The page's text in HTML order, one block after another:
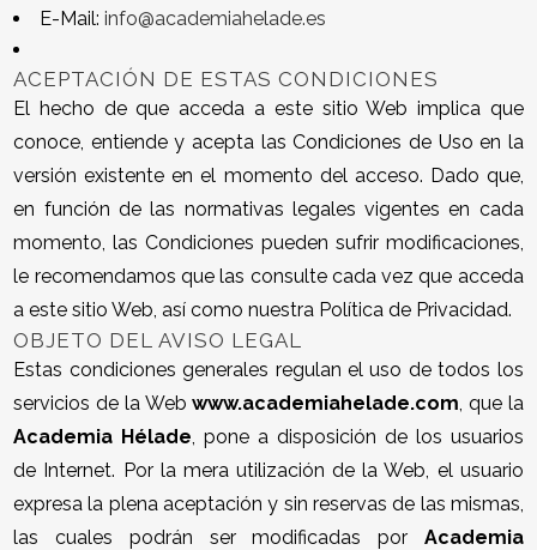
E-Mail:info@academiahelade.es
ACEPTACIÓN DE ESTAS CONDICIONES
El hecho de que acceda a este sitio Web implica que
conoce, entiende y acepta las Condiciones de Uso en la
versión existente en el momento del acceso. Dado que,
en función de las normativas legales vigentes en cada
momento, las Condiciones pueden sufrir modificaciones,
le recomendamos que las consulte cada vez que acceda
a este sitio Web, así como nuestra Política de Privacidad.
OBJETO DEL AVISO LEGAL
Estas condiciones generales regulan el uso de todos los
servicios de la Webwww.academiahelade.com, que la
Academia Hélade, pone a disposición de los usuarios
de Internet. Por la mera utilización de la Web, el usuario
expresa la plena aceptación y sin reservas de las mismas,
las cuales podrán ser modificadas por Academia